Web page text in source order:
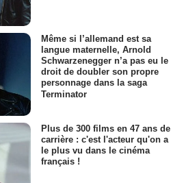
Même si l’allemand est sa
langue maternelle, Arnold
Schwarzenegger n’a pas eu le
droit de doubler son propre
personnage dans la saga
Terminator
Plus de 300 films en 47 ans de
carrière : c'est l'acteur qu'on a
le plus vu dans le cinéma
français !